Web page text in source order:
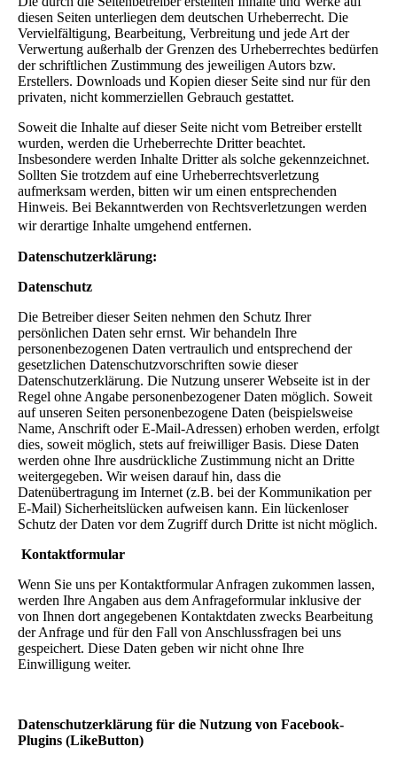
diesen Seiten unterliegen dem deutschen Urheberrecht. Die
Vervielfältigung, Bearbeitung, Verbreitung und jede Art der
Verwertung außerhalb der Grenzen des Urheberrechtes bedürfen
der schriftlichen Zustimmung des jeweiligen Autors bzw.
Erstellers. Downloads und Kopien dieser Seite sind nur für den
privaten, nicht kommerziellen Gebrauch gestattet.
Soweit die Inhalte auf dieser Seite nicht vom Betreiber erstellt
wurden, werden die Urheberrechte Dritter beachtet.
Insbesondere werden Inhalte Dritter als solche gekennzeichnet.
Sollten Sie trotzdem auf eine Urheberrechtsverletzung
aufmerksam werden, bitten wir um einen entsprechenden
Hinweis. Bei Bekanntwerden von Rechtsverletzungen werden
wir derartige Inhalte umgehend entfernen.
Datenschutzerklärung:
Datenschutz
Die Betreiber dieser Seiten nehmen den Schutz Ihrer
persönlichen Daten sehr ernst. Wir behandeln Ihre
personenbezogenen Daten vertraulich und entsprechend der
gesetzlichen Datenschutzvorschriften sowie dieser
Datenschutzerklärung. Die Nutzung unserer Webseite ist in der
Regel ohne Angabe personenbezogener Daten möglich. Soweit
auf unseren Seiten personenbezogene Daten (beispielsweise
Name, Anschrift oder E-Mail-Adressen) erhoben werden, erfolgt
dies, soweit möglich, stets auf freiwilliger Basis. Diese Daten
werden ohne Ihre ausdrückliche Zustimmung nicht an Dritte
weitergegeben. Wir weisen darauf hin, dass die
Datenübertragung im Internet (z.B. bei der Kommunikation per
E-Mail) Sicherheitslücken aufweisen kann. Ein lückenloser
Schutz der Daten vor dem Zugriff durch Dritte ist nicht möglich.
Kontaktformular
Wenn Sie uns per Kontaktformular Anfragen zukommen lassen,
werden Ihre Angaben aus dem Anfrageformular inklusive der
von Ihnen dort angegebenen Kontaktdaten zwecks Bearbeitung
der Anfrage und für den Fall von Anschlussfragen bei uns
gespeichert. Diese Daten geben wir nicht ohne Ihre
Einwilligung weiter.
Datenschutzerklärung für die Nutzung von Facebook-
Plugins (LikeButton)